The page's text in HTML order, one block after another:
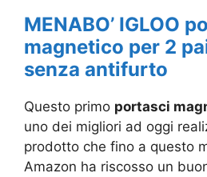
MENABO’ IGLOO
magnetico per 2
senza antifurto
Questo primo portasci
uno dei migliori ad oggi
prodotto che fino a questo
Amazon ha riscosso un